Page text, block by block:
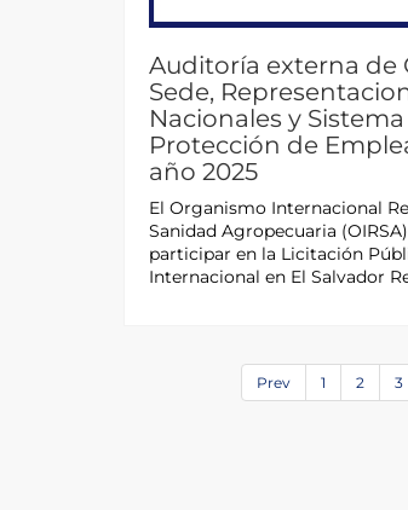
Auditoría externa de
Sede,
Nacionales y
Protección de
año 2025
El Organismo Internacional
Sanidad Agropecuaria
participar en la Licitación
Internacional en El Salvador
Prev 1 2 3